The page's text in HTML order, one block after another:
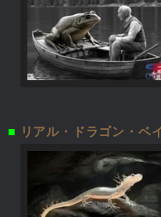
■ リアル・ドラゴン・ベ